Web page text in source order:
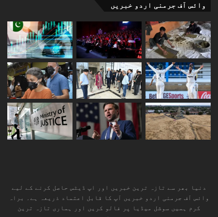
وائس آف جرمنی اردو خبریں
دنیا بھر سے تازہ ترین خبریں اور اپ ڈیٹس حاصل کرنے کے لیے
وائس آف جرمنی اردو خبریں آپ کا قابل اعتماد ذریعہ ہے۔ براہ
کرم ہمیں سوشل میڈیا پر فالو کریں اور ہماری تازہ ترین